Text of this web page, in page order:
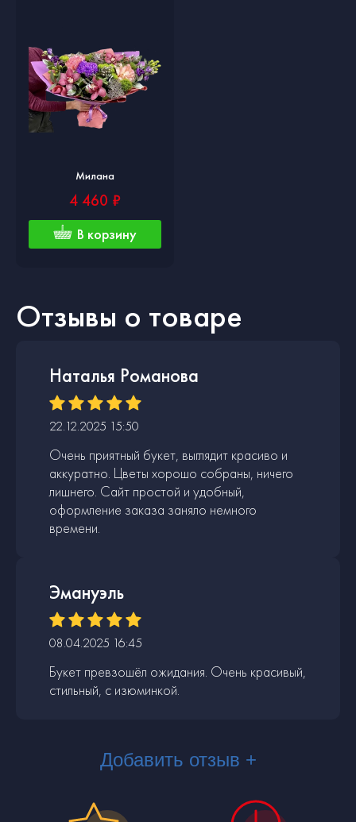
Отзывы о товаре
Наталья Романова
22.12.2025 15:50
Очень приятный букет, выглядит красиво и
аккуратно. Цветы хорошо собраны, ничего
лишнего. Сайт простой и удобный,
оформление заказа заняло немного
времени.
Эмануэль
08.04.2025 16:45
Букет превзошёл ожидания. Очень красивый,
стильный, с изюминкой.
Добавить отзыв +
Милана
4 460 ₽
В корзину